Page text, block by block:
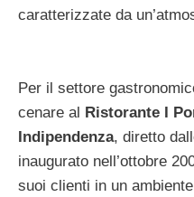
caratterizzate da
Per il settore
cenare al Ristorante I
Indipendenza, diretto
inaugurato nell’ottobre
suoi clienti in un